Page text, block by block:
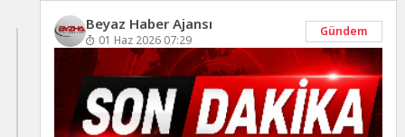
Beyaz Haber Ajansı
01 Haz 2026 07:29
Gündem